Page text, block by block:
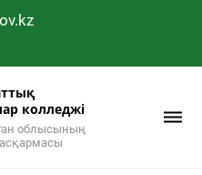
колледжі
облысының